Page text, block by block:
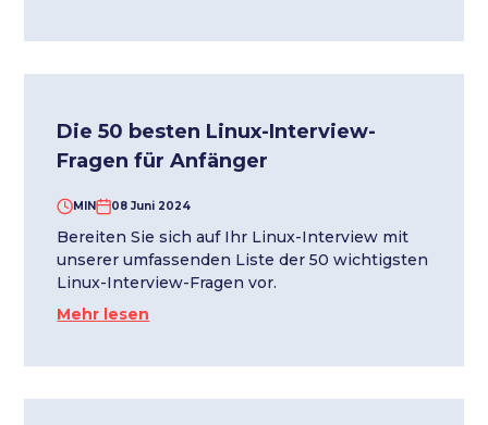
Die 50 besten Linux-Interview-
Fragen für Anfänger
MIN 08 Juni 2024
Bereiten Sie sich auf Ihr Linux-Interview mit
unserer umfassenden Liste der 50 wichtigsten
Linux-Interview-Fragen vor.
Mehr lesen